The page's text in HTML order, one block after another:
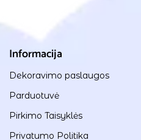
Informacija
Dekoravimo paslaugos
Parduotuvė
Pirkimo Taisyklės
Privatumo Politika